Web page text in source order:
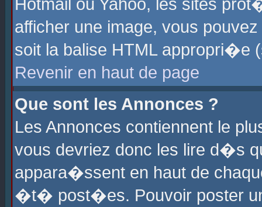
Hotmail ou Yahoo, les sites
afficher une image, vous
soit la balise HTML
Revenir en haut de page
Que sont les Annonces ?
Les Annonces contiennent le
vous devriez donc les lire d�s
appara�ssent en haut de
�t� post�es. Pouvoir poster